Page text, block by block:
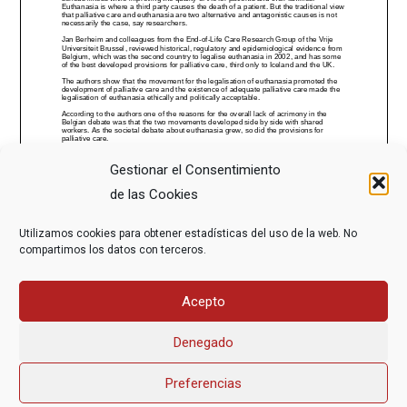
Gestionar el Consentimiento
de las Cookies
Utilizamos cookies para obtener estadísticas del uso de la web. No
compartimos los datos con terceros.
Acepto
Denegado
Preferencias